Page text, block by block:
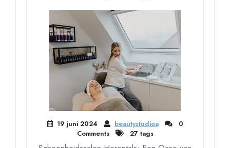
19 juni 2024 beautystudioa
0
Comments
27 tags